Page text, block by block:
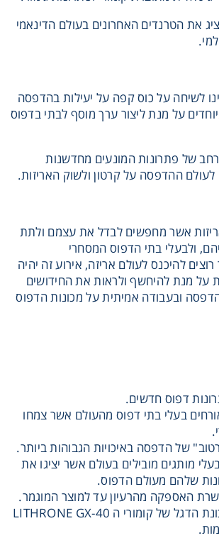
את הטרנדים האחרונים בעולם הדינאמי
לשיחה על כוס קפה על יעילות בהדפסה
על מנת ליצור ערך מוסף לבתי בדפוס
רחב של פתרונות המונעים מחדשנות
לעולם ההדפסה על קרטון ולשוק האריזות.
אשר מחפשים לבדל את עצמם ולתת
ולבעלי בתי הדפוס המסחרי
להיכנס לעולם אריזה, אירוע זה יהיה
על מנת להיחשף ולראות את החידושים
ובעבודה אמיתית על מכונות הדפוס
דפוס חדשים.
בעלי בתי דפוס מהעולם אשר צמחו
של הדפסה באיכויות הגבוהות ביותר.
מותגים מובילים בעולם אשר יציגו את
שלהם מעולם הדפוס.
האספקה מהרעיון עד למוצר המוגמר.
ו...השקת מכונת הדגל של קומורי ה LITHRONE GX-40
מחיר או מידע עבור: